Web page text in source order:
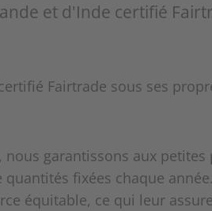
et d'Inde certifié
garantissons aux
fixées chaque
équitable, ce qui leur